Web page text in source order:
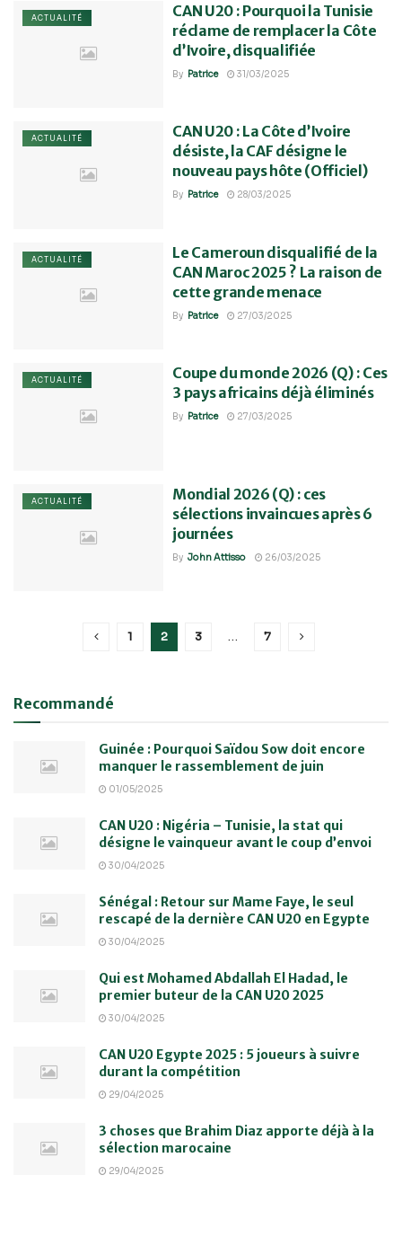
ACTUALITÉ
CAN U20 : Pourquoi la Tunisie
réclame de remplacer la Côte
d’Ivoire, disqualifiée
By Patrice 31/03/2025
ACTUALITÉ
CAN U20 : La Côte d’Ivoire
désiste, la CAF désigne le
nouveau pays hôte (Officiel)
By Patrice 28/03/2025
ACTUALITÉ
Le Cameroun disqualifié de la
CAN Maroc 2025 ? La raison de
cette grande menace
By Patrice 27/03/2025
ACTUALITÉ
Coupe du monde 2026 (Q) : Ces
3 pays africains déjà éliminés
By Patrice 27/03/2025
ACTUALITÉ
Mondial 2026 (Q) : ces
sélections invaincues après 6
journées
By John Attisso 26/03/2025
1 2 3 … 7
Recommandé
Guinée : Pourquoi Saïdou Sow doit encore
manquer le rassemblement de juin
01/05/2025
CAN U20 : Nigéria – Tunisie, la stat qui
désigne le vainqueur avant le coup d’envoi
30/04/2025
Sénégal : Retour sur Mame Faye, le seul
rescapé de la dernière CAN U20 en Egypte
30/04/2025
Qui est Mohamed Abdallah El Hadad, le
premier buteur de la CAN U20 2025
30/04/2025
CAN U20 Egypte 2025 : 5 joueurs à suivre
durant la compétition
29/04/2025
3 choses que Brahim Diaz apporte déjà à la
sélection marocaine
29/04/2025